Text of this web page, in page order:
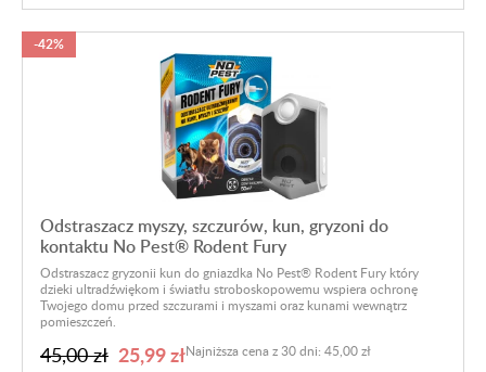
Odstraszacz myszy, szczurów, kun, gryzoni do
kontaktu No Pest® Rodent Fury
-42%
Odstraszacz gryzonii kun do gniazdka No Pest® Rodent Fury który
dzieki ultradźwiękom i światłu stroboskopowemu wspiera ochronę
Twojego domu przed szczurami i myszami oraz kunami wewnątrz
pomieszczeń.
45,00 zł 25,99 złNajniższa cena z 30 dni: 45,00 zł